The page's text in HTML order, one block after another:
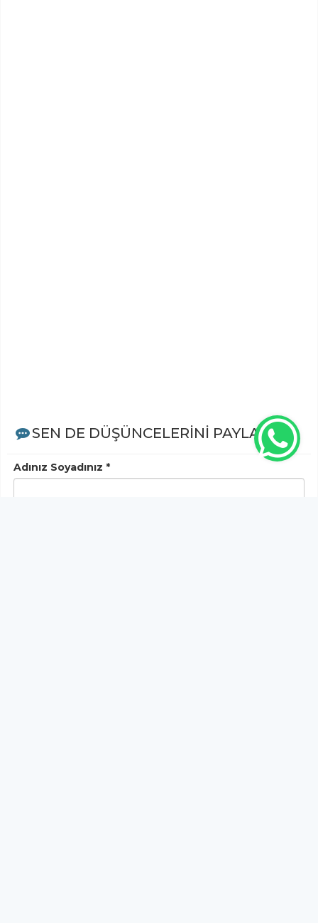
SEN DE DÜŞÜNCELERİNİ PAYLAŞ!
Adınız Soyadınız *